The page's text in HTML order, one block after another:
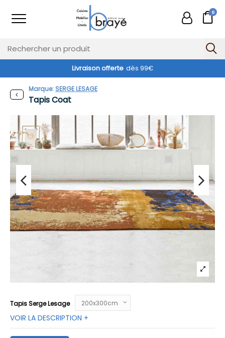
0
Livraison offerte dès 99€
Tapis Coat
Marque: SERGE LESAGE
Tapis Serge Lesage
VOIR LA DESCRIPTION +